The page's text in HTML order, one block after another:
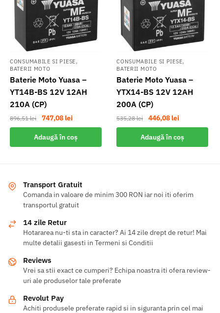
CONSUMABILE SI PIESE,
BATERII MOTO
Baterie Moto Yuasa –
YT14B-BS 12V 12AH
210A (CP)
896,51lei
Prețul
inițial
a
fost:
747,08 leiPrețul
curent
este:
747,08 lei.
Adaugă în coș
CONSUMABILE SI PIESE,
BATERII MOTO
Baterie Moto Yuasa –
YTX14-BS 12V 12AH
200A (CP)
535,28lei
Prețul
inițial
a
fost:
446,08 leiPrețul
curent
este:
446,08 lei.
Adaugă în coș
Transport Gratuit
Comanda in valoare de minim 300 RON iar noi iti oferim
transportul gratuit
14 zile Retur
Hotararea nu-ti sta in caracter? Ai 14 zile drept de retur! Mai
multe detalii gasesti in Termeni si Conditii
Reviews
Vrei sa stii exact ce cumperi? Echipa noastra iti ofera review-
uri ale produselor tale preferate
Revolut Pay
Achiti produsele preferate rapid si in siguranta prin cel mai